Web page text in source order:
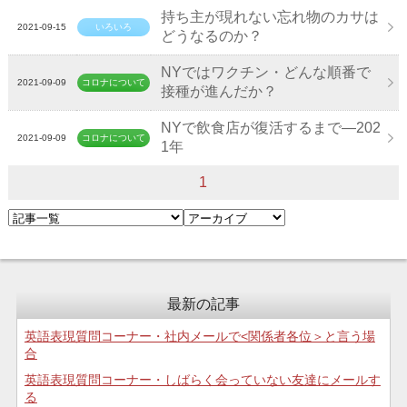
2021-09-15 いろいろ
持ち主が現れない忘れ物のカサは
どうなるのか？
2021-09-09 コロナについて
NYではワクチン・どんな順番で
接種が進んだか？
2021-09-09 コロナについて
NYで飲食店が復活するまで―202
1年
1
最新の記事
英語表現質問コーナー・社内メールで<関係者各位＞と言う場
合
英語表現質問コーナー・しばらく会っていない友達にメールす
る